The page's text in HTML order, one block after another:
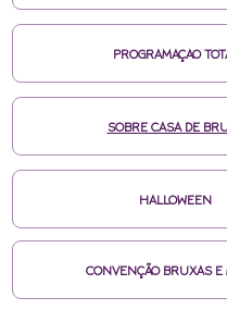
PROGRAMAÇAO
SOBRE CASA DE
HALLOWEEN
CONVENÇÃO BRUXAS E